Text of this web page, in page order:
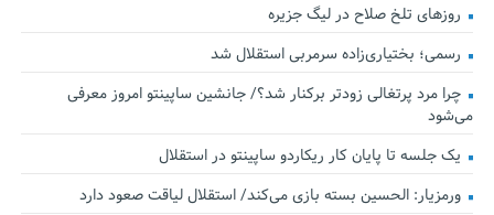
روزهای تلخ صلاح در لیگ جزیره
رسمی؛ بختیاری‌زاده سرمربی استقلال شد
چرا مرد پرتغالی زودتر برکنار شد؟/ جانشین ساپینتو امروز معرفی
می‌شود
یک جلسه تا پایان کار ریکاردو ساپینتو در استقلال
ورمزیار: الحسین بسته بازی می‌کند/ استقلال لیاقت صعود دارد